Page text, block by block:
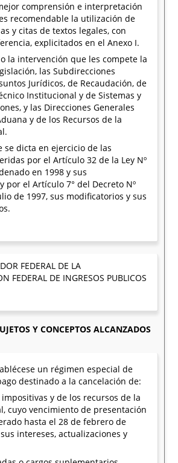
comprensión e interpretación
recomendable la utilización de
y citas de textos legales, con
explicitados en el Anexo I.
la intervención que les compete la
las Subdirecciones
Jurídicos, de Recaudación, de
Institucional y de Sistemas y
y las Direcciones Generales
y de los Recursos de la
se dicta en ejercicio de las
por el Artículo 32 de la Ley Nº
en 1998 y sus
por el Artículo 7° del Decreto Nº
de 1997, sus modificatorios y sus
FEDERAL DE LA
FEDERAL DE INGRESOS PUBLICOS
Y CONCEPTOS ALCANZADOS
un régimen especial de
destinado a la cancelación de:
y de los recursos de la
cuyo vencimiento de presentación
hasta el 28 de febrero de
intereses, actualizaciones y